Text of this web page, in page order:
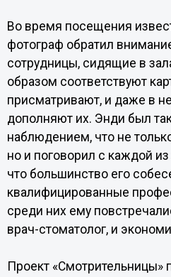
Во время посещения
фотограф обратил
сотрудницы, сидящие в
образом соответствуют
присматривают, и даже в
дополняют их. Энди был
наблюдением, что не
но и поговорил с каждой
что большинство его
квалифицированные
среди них ему
врач-стоматолог, и
Проект «Смотрительницы»